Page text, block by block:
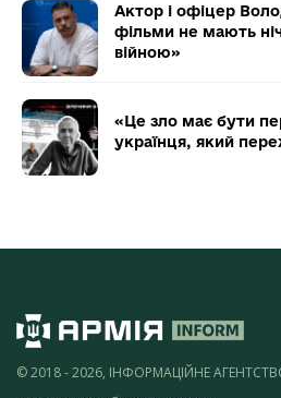
Актор і офіцер
фільми не мають
війною»
«Це зло має бути
українця, який
© 2018 - 2026, ІНФОРМАЦІЙНЕ